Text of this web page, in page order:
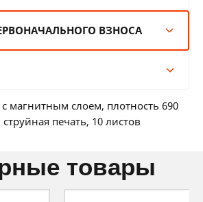
ВЗНОСА
гарантии от
с магнитным слоем, плотность 690
печать, 10 листов
товары